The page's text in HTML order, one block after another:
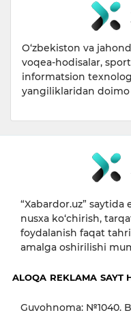
O‘zbekiston va
voqea-hodisalar,
informatsion
yangiliklaridan doimo
“Xabardor.uz”
nusxa ko‘chirish,
foydalanish faqat
amalga oshirilishi
ALOQA REKLAMA SAYT
Guvohnoma: №1040.